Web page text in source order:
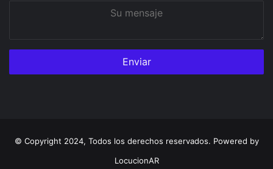
© Copyright 2024, Todos los derechos reservados. Powered by
LocucionAR